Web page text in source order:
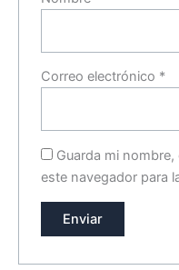
Correo electrónico *
Guarda mi
este navegador para